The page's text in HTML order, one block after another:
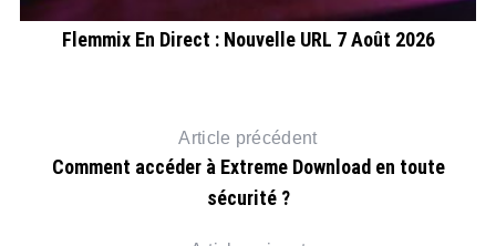
Flemmix En Direct : Nouvelle URL 7 Août 2026
Article précédent
Comment accéder à Extreme Download en toute
sécurité ?